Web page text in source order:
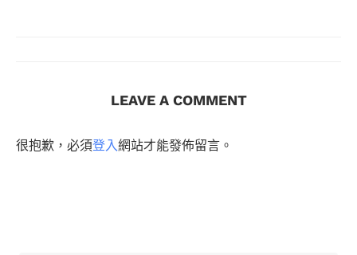
LEAVE A COMMENT
很抱歉，必須登入網站才能發佈留言。